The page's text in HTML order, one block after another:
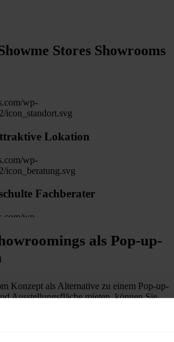
Stores Showrooms
Lokation
Fachberater
ab 20m²
als Pop-up-
Konzept als Alternative zu einem Pop-up-
Ausstellungsfläche mieten, können Sie